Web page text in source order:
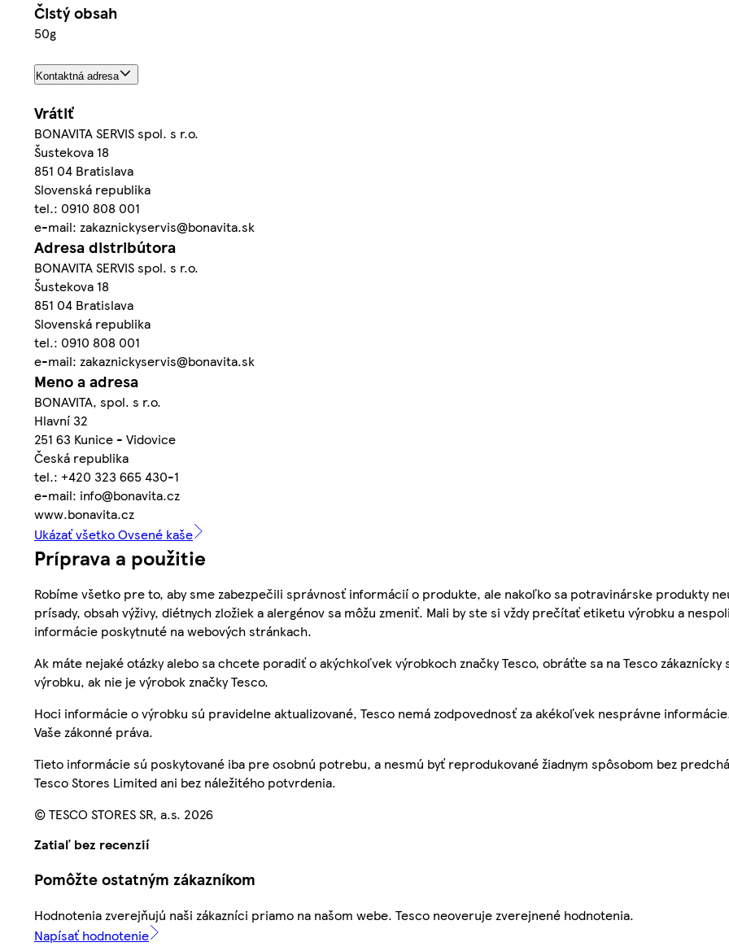
Čistý obsah
50g
Kontaktná adresa
Vrátiť
BONAVITA SERVIS spol. s r.o.
Šustekova 18
851 04 Bratislava
Slovenská republika
tel.: 0910 808 001
e-mail: zakaznickyservis@bonavita.sk
Adresa distribútora
BONAVITA SERVIS spol. s r.o.
Šustekova 18
851 04 Bratislava
Slovenská republika
tel.: 0910 808 001
e-mail: zakaznickyservis@bonavita.sk
Meno a adresa
BONAVITA, spol. s r.o.
Hlavní 32
251 63 Kunice - Vidovice
Česká republika
tel.: +420 323 665 430-1
e-mail: info@bonavita.cz
www.bonavita.cz
Ukázať všetko Ovsené kaše
Príprava a použitie
Robíme všetko pre to, aby sme zabezpečili správnosť informácií o produkte, ale nakoľko sa potravinárske produkty
prísady, obsah výživy, diétnych zložiek a alergénov sa môžu zmeniť. Mali by ste si vždy prečítať etiketu výrobku a
informácie poskytnuté na webových stránkach.
Ak máte nejaké otázky alebo sa chcete poradiť o akýchkoľvek výrobkoch značky Tesco, obráťte sa na Tesco
výrobku, ak nie je výrobok značky Tesco.
Hoci informácie o výrobku sú pravidelne aktualizované, Tesco nemá zodpovednosť za akékoľvek nesprávne
Vaše zákonné práva.
Tieto informácie sú poskytované iba pre osobnú potrebu, a nesmú byť reprodukované žiadnym spôsobom bez
Tesco Stores Limited ani bez náležitého potvrdenia.
© TESCO STORES SR, a.s. 2026
Zatiaľ bez recenzií
Pomôžte ostatným zákazníkom
Hodnotenia zverejňujú naši zákazníci priamo na našom webe. Tesco neoveruje zverejnené hodnotenia.
Napísať hodnotenie